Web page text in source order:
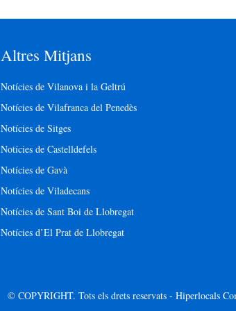
Altres Mitjans
Notícies de Vilanova i la Geltrú
Notícies de Vilafranca del Penedès
Notícies de Sitges
Notícies de Castelldefels
Notícies de Gavà
Notícies de Viladecans
Notícies de Sant Boi de Llobregat
Notícies d’El Prat de Llobregat
© COPYRIGHT. Tots els drets reservats - Hiperlocals